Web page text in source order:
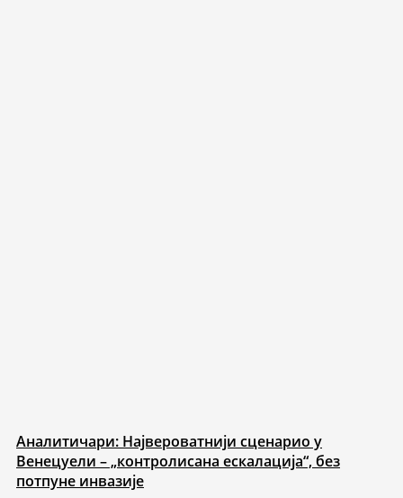
Аналитичари: Највероватнији сценарио у
Венецуели – „контролисана ескалација“, без
потпуне инвазије